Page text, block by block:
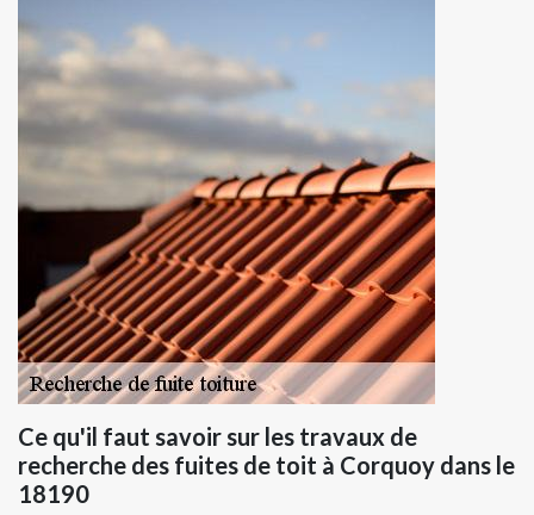
Ce qu'il faut savoir sur les travaux de
recherche des fuites de toit à Corquoy dans le
18190